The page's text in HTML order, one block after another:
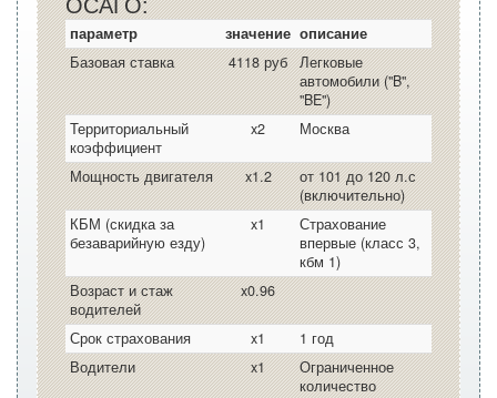
параметр значение описание
Базовая ставка
4118 руб
Легковые
автомобили ("B",
"BE")
Территориальный
коэффициент
x2 Москва
Мощность двигателя x1.2
от 101 до 120 л.с
(включительно)
КБМ (скидка за
безаварийную езду)
x1
Страхование
впервые (класс 3,
кбм 1)
Возраст и стаж
водителей
x0.96
Срок страхования x1
1 год
Водители
x1
Ограниченное
количество